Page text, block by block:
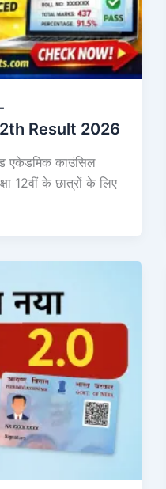
Result 2026
एकेडमिक काउंसिल
12वीं के छात्रों के लिए